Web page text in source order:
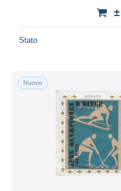
Prezzo
Spedizione gratuita
Metodi di pagamento
PayPal
Bonifico
Visa
Mastercard
Stato
Nuovo